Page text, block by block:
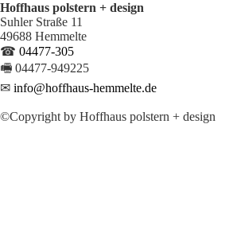
Hoffhaus polstern + design
Suhler Straße 11
49688 Hemmelte
☎ 04477-305
🖷 04477-949225
✉ info@hoffhaus-hemmelte.de
©Copyright by Hoffhaus polstern + design